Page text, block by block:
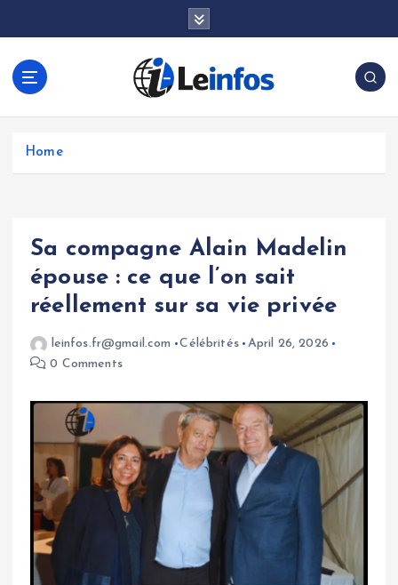
Home
Sa compagne Alain Madelin
épouse : ce que l’on sait
réellement sur sa vie privée
leinfos.fr@gmail.com Célébrités
April 26, 2026
0 Comments